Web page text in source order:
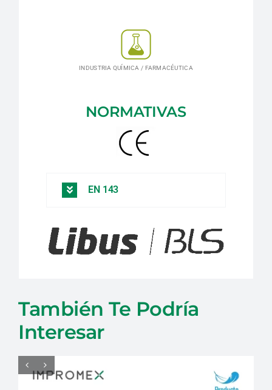
INDUSTRIA QUÍMICA / FARMACÉUTICA
NORMATIVAS
EN 143
También Te Podría
Interesar